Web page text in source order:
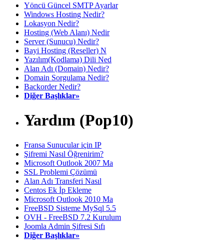
Yöncü Güncel SMTP Ayarlar
Windows Hosting Nedir?
Lokasyon Nedir?
Hosting (Web Alanı) Nedir
Server (Sunucu) Nedir?
Bayi Hosting (Reseller) N
Yazılım(Kodlama) Dili Ned
Alan Adı (Domain) Nedir?
Domain Sorgulama Nedir?
Backorder Nedir?
Diğer Başlıklar»
Yardım (Pop10)
Fransa Sunucular için IP
Şifremi Nasıl Öğrenirim?
Microsoft Outlook 2007 Ma
SSL Problemi Çözümü
Alan Adı Transferi Nasıl
Centos Ek İp Ekleme
Microsoft Outlook 2010 Ma
FreeBSD Sisteme MySql 5.5
OVH - FreeBSD 7.2 Kurulum
Joomla Admin Şifresi Sıfı
Diğer Başlıklar»